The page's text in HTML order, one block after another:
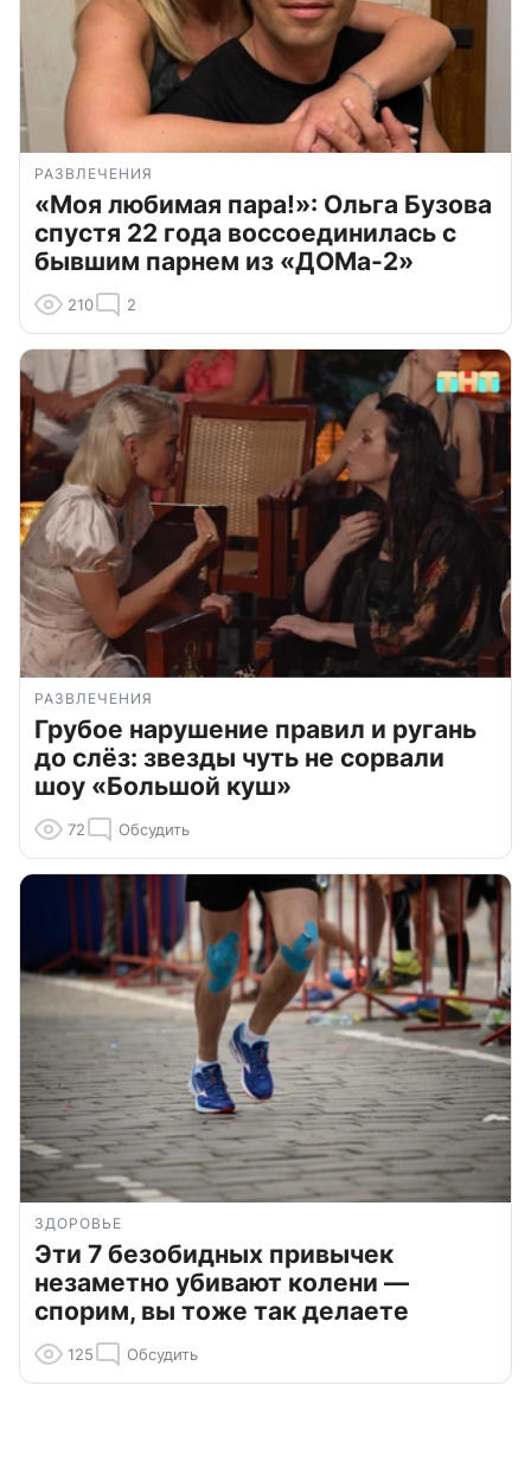
РАЗВЛЕЧЕНИЯ
«Моя любимая пара!»: Ольга Бузова
спустя 22 года воссоединилась с
бывшим парнем из «ДОМа-2»
210 2
РАЗВЛЕЧЕНИЯ
Грубое нарушение правил и ругань
до слёз: звезды чуть не сорвали
шоу «Большой куш»
72 Обсудить
ЗДОРОВЬЕ
Эти 7 безобидных привычек
незаметно убивают колени —
спорим, вы тоже так делаете
125 Обсудить